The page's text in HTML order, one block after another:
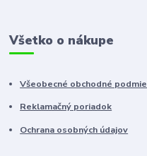
Všetko o nákupe
Všeobecné obchodné
Reklamačný poriadok
Ochrana osobných údajov